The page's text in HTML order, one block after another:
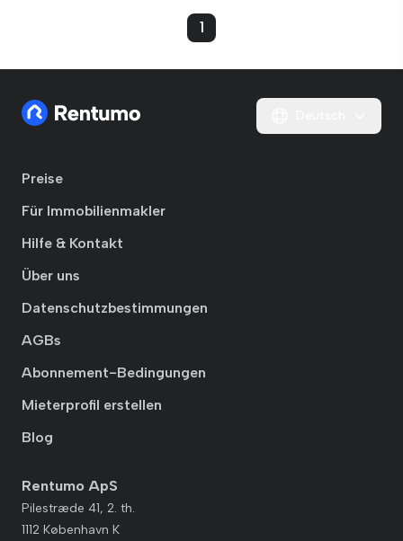
1
Preise
Für Immobilienmakler
Hilfe & Kontakt
Über uns
Datenschutzbestimmungen
AGBs
Abonnement-Bedingungen
Mieterprofil erstellen
Blog
Rentumo ApS
Pilestræde 41, 2. th.
1112 København K